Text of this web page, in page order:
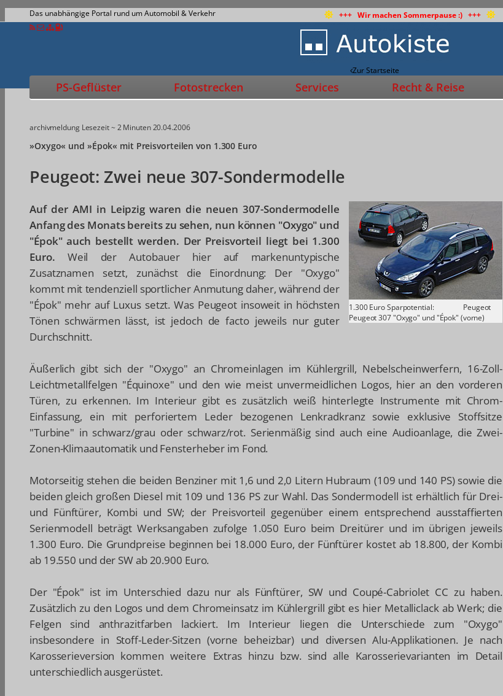
Das unabhängige Portal rund um Automobil & Verkehr +++ Wir machen Sommerpause :) +++
Zur Startseite
PS-Geflüster Fotostrecken Services Recht & Reise
archivmeldung Lesezeit ~ 2 Minuten20.04.2006
»Oxygo« und »Épok« mit Preisvorteilen von 1.300 Euro
Peugeot: Zwei neue 307-Sondermodelle
1.300 Euro Sparpotential:
Peugeot
Peugeot 307 "Oxygo" und "Épok" (vorne)
Auf der AMI in Leipzig waren die neuen 307-Sondermodelle
Anfang des Monats bereits zu sehen, nun können "Oxygo" und
"Épok" auch bestellt werden. Der Preisvorteil liegt bei 1.300
Euro. Weil der Autobauer hier auf markenuntypische
Zusatznamen setzt, zunächst die Einordnung: Der "Oxygo"
kommt mit tendenziell sportlicher Anmutung daher, während der
"Épok" mehr auf Luxus setzt. Was Peugeot insoweit in höchsten
Tönen schwärmen lässt, ist jedoch de facto jeweils nur guter
Durchschnitt.
Äußerlich gibt sich der "Oxygo" an Chromeinlagen im Kühlergrill, Nebelscheinwerfern, 16-Zoll-
Leichtmetallfelgen "Équinoxe" und den wie meist unvermeidlichen Logos, hier an den vorderen
Türen, zu erkennen. Im Interieur gibt es zusätzlich weiß hinterlegte Instrumente mit Chrom-
Einfassung, ein mit perforiertem Leder bezogenen Lenkradkranz sowie exklusive Stoffsitze
"Turbine" in schwarz/grau oder schwarz/rot. Serienmäßig sind auch eine Audioanlage, die Zwei-
Zonen-Klimaautomatik und Fensterheber im Fond.
Motorseitig stehen die beiden Benziner mit 1,6 und 2,0 Litern Hubraum (109 und 140 PS) sowie die
beiden gleich großen Diesel mit 109 und 136 PS zur Wahl. Das Sondermodell ist erhältlich für Drei-
und Fünftürer, Kombi und SW; der Preisvorteil gegenüber einem entsprechend ausstaffierten
Serienmodell beträgt Werksangaben zufolge 1.050 Euro beim Dreitürer und im übrigen jeweils
1.300 Euro. Die Grundpreise beginnen bei 18.000 Euro, der Fünftürer kostet ab 18.800, der Kombi
ab 19.550 und der SW ab 20.900 Euro.
Der "Épok" ist im Unterschied dazu nur als Fünftürer, SW und Coupé-Cabriolet CC zu haben.
Zusätzlich zu den Logos und dem Chromeinsatz im Kühlergrill gibt es hier Metalliclack ab Werk; die
Felgen sind anthrazitfarben lackiert. Im Interieur liegen die Unterschiede zum "Oxygo"
insbesondere in Stoff-Leder-Sitzen (vorne beheizbar) und diversen Alu-Applikationen. Je nach
Karosserieversion kommen weitere Extras hinzu bzw. sind alle Karosserievarianten im Detail
unterschiedlich ausgerüstet.